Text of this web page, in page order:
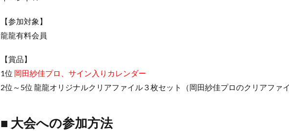
【参加対象】
龍龍有料会員
【賞品】
1位 岡田紗佳プロ、サイン入りカレンダー
2位～5位 龍龍オリジナルクリアファイル３枚セット（岡田紗佳プロのクリアファイ
■ 大会への参加方法